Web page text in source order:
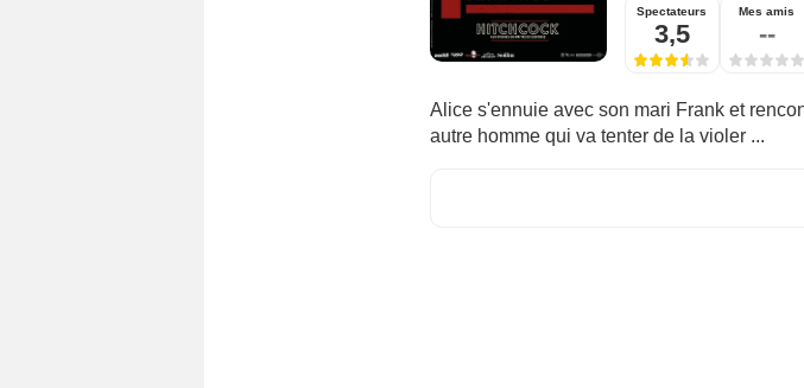
Spectateurs
3,5
Mes amis
--
Alice s'ennuie avec son mari Frank et
autre homme qui va tenter de la violer ...